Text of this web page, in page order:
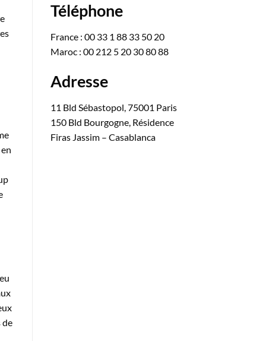
de
Téléphone
France : 00 33 1 88 33 50 20
Maroc : 00 212 5 20 30 80 88
Adresse
11 Bld Sébastopol, 75001 Paris
150 Bld Bourgogne, Résidence
Firas Jassim – Casablanca